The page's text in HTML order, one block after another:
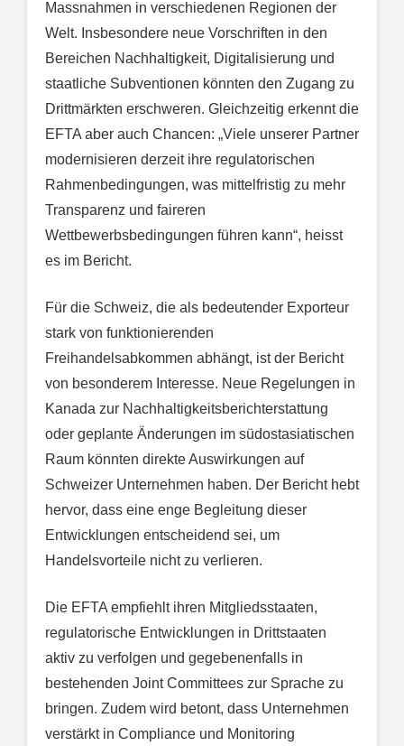
Massnahmen in verschiedenen Regionen der
Welt. Insbesondere neue Vorschriften in den
Bereichen Nachhaltigkeit, Digitalisierung und
staatliche Subventionen könnten den Zugang zu
Drittmärkten erschweren. Gleichzeitig erkennt die
EFTA aber auch Chancen: „Viele unserer Partner
modernisieren derzeit ihre regulatorischen
Rahmenbedingungen, was mittelfristig zu mehr
Transparenz und faireren
Wettbewerbsbedingungen führen kann“, heisst
es im Bericht.
Für die Schweiz, die als bedeutender Exporteur
stark von funktionierenden
Freihandelsabkommen abhängt, ist der Bericht
von besonderem Interesse. Neue Regelungen in
Kanada zur Nachhaltigkeitsberichterstattung
oder geplante Änderungen im südostasiatischen
Raum könnten direkte Auswirkungen auf
Schweizer Unternehmen haben. Der Bericht hebt
hervor, dass eine enge Begleitung dieser
Entwicklungen entscheidend sei, um
Handelsvorteile nicht zu verlieren.
Die EFTA empfiehlt ihren Mitgliedsstaaten,
regulatorische Entwicklungen in Drittstaaten
aktiv zu verfolgen und gegebenenfalls in
bestehenden Joint Committees zur Sprache zu
bringen. Zudem wird betont, dass Unternehmen
verstärkt in Compliance und Monitoring